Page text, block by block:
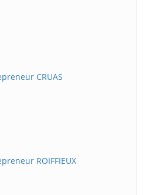
CRUAS
ROIFFIEUX